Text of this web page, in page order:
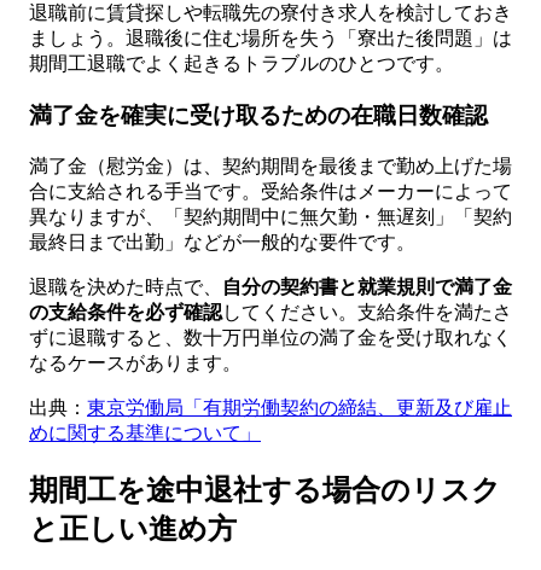
退職前に賃貸探しや転職先の寮付き求人を検討しておき
ましょう。退職後に住む場所を失う「寮出た後問題」は
期間工退職でよく起きるトラブルのひとつです。
満了金を確実に受け取るための在職日数確認
満了金（慰労金）は、契約期間を最後まで勤め上げた場
合に支給される手当です。受給条件はメーカーによって
異なりますが、「契約期間中に無欠勤・無遅刻」「契約
最終日まで出勤」などが一般的な要件です。
退職を決めた時点で、
自分の契約書と就業規則で満了金
の支給条件を必ず確認してください。支給条件を満たさ
ずに退職すると、数十万円単位の満了金を受け取れなく
なるケースがあります。
出典： 東京労働局「有期労働契約の締結、更新及び雇止
めに関する基準について」
期間工を途中退社する場合のリスク
と正しい進め方